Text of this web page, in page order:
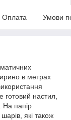
Оплата Умови
в метрах
готовий настил,
На папір
які також